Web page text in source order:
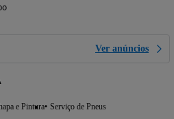
Ver anúncios
e Pintura Serviço de Pneus